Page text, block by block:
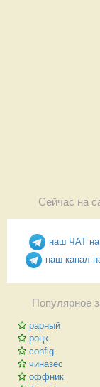
Сейчас на
наш ЧАТ на
наш канал
Популярное
рарный
роцк
config
чиназес
оффник